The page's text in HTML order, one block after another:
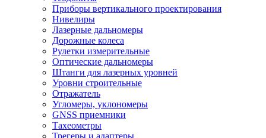
Приборы вертикального проектирования
Нивелиры
Лазерные дальномеры
Дорожные колеса
Рулетки измерительные
Оптические дальномеры
Штанги для лазерных уровней
Уровни строительные
Отражатель
Угломеры, уклономеры
GNSS приемники
Тахеометры
Трегеры и адаптеры